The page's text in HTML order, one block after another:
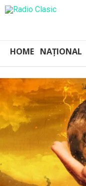
HOME NAȚIONAL